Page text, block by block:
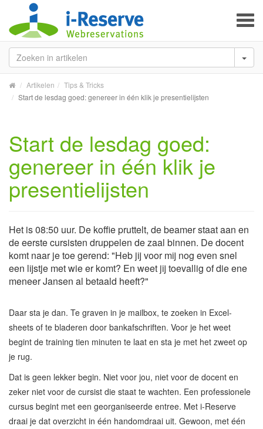
Artikelen
Tips & Tricks
Start de lesdag goed: genereer in één klik je presentielijsten
Start de lesdag goed:
genereer in één klik je
presentielijsten
Het is 08:50 uur. De koffie pruttelt, de beamer staat aan en
de eerste cursisten druppelen de zaal binnen. De docent
komt naar je toe gerend: "Heb jij voor mij nog even snel
een lijstje met wie er komt? En weet jij toevallig of die ene
meneer Jansen al betaald heeft?"
Daar sta je dan. Te graven in je mailbox, te zoeken in Excel-
sheets of te bladeren door bankafschriften. Voor je het weet
begint de training tien minuten te laat en sta je met het zweet op
je rug.
Dat is geen lekker begin. Niet voor jou, niet voor de docent en
zeker niet voor de cursist die staat te wachten. Een professionele
cursus begint met een georganiseerde entree. Met i-Reserve
draai je dat overzicht in één handomdraai uit. Gewoon, met één